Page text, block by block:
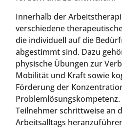
Innerhalb der
verschiedene
die individuell auf die
abgestimmt sind. Dazu
physische Übungen zur
Mobilität und Kraft sowie
Förderung der
Problemlösungskompetenz.
Teilnehmer schrittweise an
Arbeitsalltags